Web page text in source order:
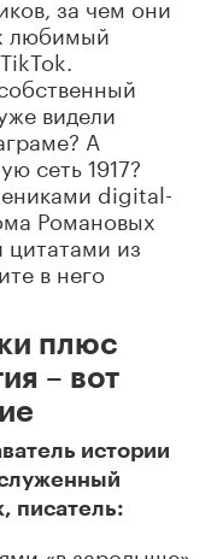
любимый
видели
А
сеть 1917?
digital-
Романовых
из
в него
плюс
– вот
истории
писатель: